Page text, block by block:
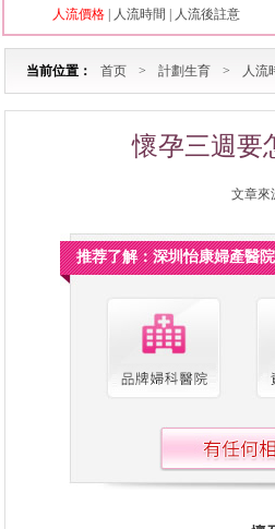
人流價格
人流時間 人流後註意
当前位置： 首页 > 計劃生育 > 人流
懷孕三週要
文章來
推荐了解：深圳怡康婦產醫